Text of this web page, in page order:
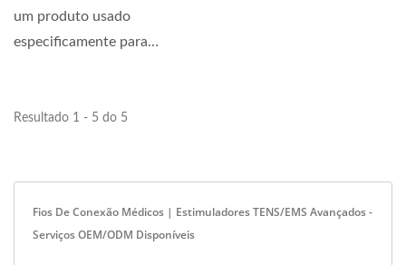
um produto usado
especificamente para
Resultado 1 - 5 do 5
Fios De Conexão Médicos | Estimuladores TENS/EMS Avançados -
Serviços OEM/ODM Disponíveis